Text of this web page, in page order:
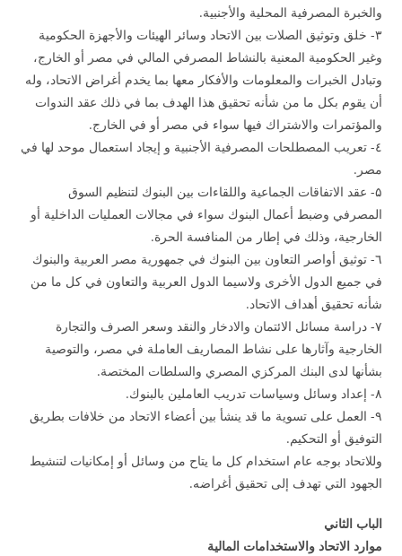
والخبرة المصرفية المحلية والأجنبية.
۳- خلق وتوثيق الصلات بين الاتحاد وسائر الهيئات والأجهزة الحكومية
وغير الحكومية المعنية بالنشاط المصرفي المالي في مصر أو الخارج،
وتبادل الخبرات والمعلومات والأفكار معها بما يخدم أغراض الاتحاد، وله
أن يقوم بكل ما من شأنه تحقيق هذا الهدف بما في ذلك عقد الندوات
والمؤتمرات والاشتراك فيها سواء في مصر أو في الخارج.
٤- تعريب المصطلحات المصرفية الأجنبية و إيجاد استعمال موحد لها في
مصر.
۵- عقد الاتفاقات الجماعية واللقاءات بين البنوك لتنظيم السوق
المصرفي وضبط أعمال البنوك سواء في مجالات العمليات الداخلية أو
الخارجية، وذلك في إطار من المنافسة الحرة.
٦- توثيق أواصر التعاون بين البنوك في جمهورية مصر العربية والبنوك
في جميع الدول الأخرى ولاسيما الدول العربية والتعاون في كل ما من
شأنه تحقيق أهداف الاتحاد.
۷- دراسة مسائل الائتمان والادخار والنقد وسعر الصرف والتجارة
الخارجية وآثارها على نشاط المصاريف العاملة في مصر، والتوصية
بشأنها لدى البنك المركزي المصري والسلطات المختصة.
۸- إعداد وسائل وسياسات تدريب العاملين بالبنوك.
۹- العمل على تسوية ما قد ينشأ بين أعضاء الاتحاد من خلافات بطريق
التوفيق أو التحكيم.
وللاتحاد بوجه عام استخدام كل ما يتاح من وسائل أو إمكانيات لتنشيط
الجهود التي تهدف إلى تحقيق أغراضه.
الباب الثاني
موارد الاتحاد والاستخدامات المالية